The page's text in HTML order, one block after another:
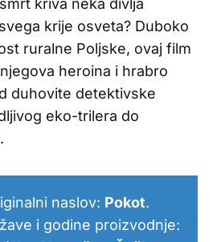
kriva neka divlja
krije osveta? Duboko
ruralne Poljske, ovaj film
heroina i hrabro
duhovite detektivske
eko-trilera do
naslov: Pokot.
i godine proizvodnje: